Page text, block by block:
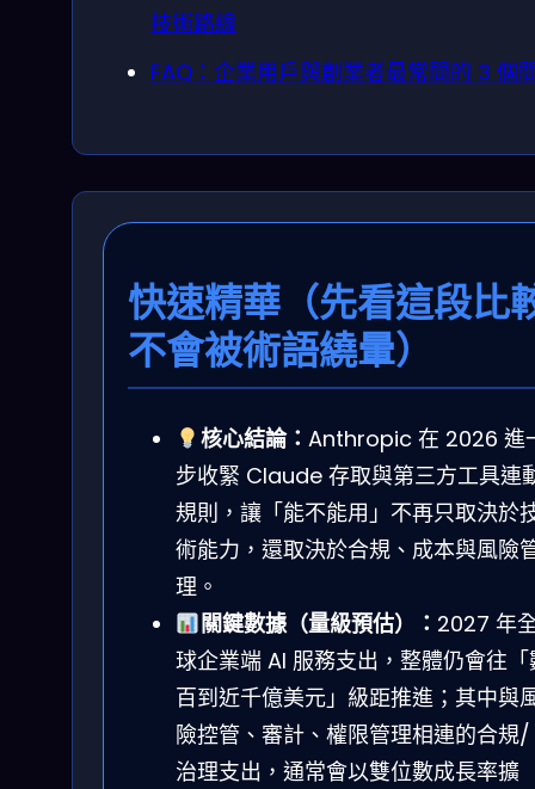
技術路線
FAQ：企業用戶與創業者最常問的 3 個
快速精華（先看這段比
不會被術語繞暈）
核心結論： Anthropic 在 2026 進
步收緊 Claude 存取與第三方工具連
規則，讓「能不能用」不再只取決於
術能力，還取決於合規、成本與風險
理。
關鍵數據（量級預估）： 2027 年
球企業端 AI 服務支出，整體仍會往「
百到近千億美元」級距推進；其中與
險控管、審計、權限管理相連的合規/
治理支出，通常會以雙位數成長率擴